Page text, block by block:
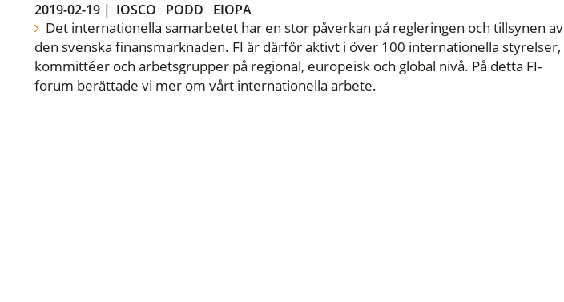
2019-02-19| IOSCO PODD EIOPA
Det internationella samarbetet har en stor påverkan på regleringen och tillsynen av
den svenska finansmarknaden. FI är därför aktivt i över 100 internationella styrelser,
kommittéer och arbetsgrupper på regional, europeisk och global nivå. På detta FI-
forum berättade vi mer om vårt internationella arbete.